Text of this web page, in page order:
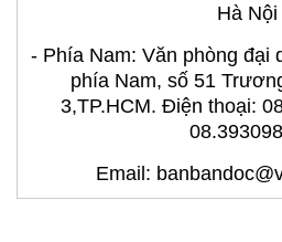
Hà Nội
- Phía Nam: Văn phòng đại
phía Nam, số 51
3,TP.HCM. Điện thoại:
Email: